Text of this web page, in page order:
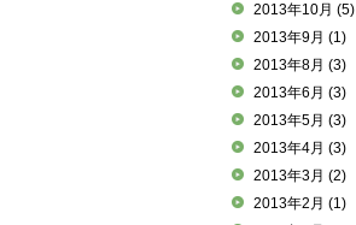
2013年10月 (5)
2013年9月 (1)
2013年8月 (3)
2013年6月 (3)
2013年5月 (3)
2013年4月 (3)
2013年3月 (2)
2013年2月 (1)